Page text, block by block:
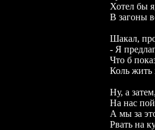
Хотел бы
В загоны
Шакал,
- Я
Что б
Коль жить
Ну, а
На нас
А мы за
Рвать на